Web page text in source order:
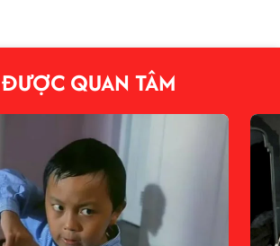
ĐƯỢC QUAN TÂM